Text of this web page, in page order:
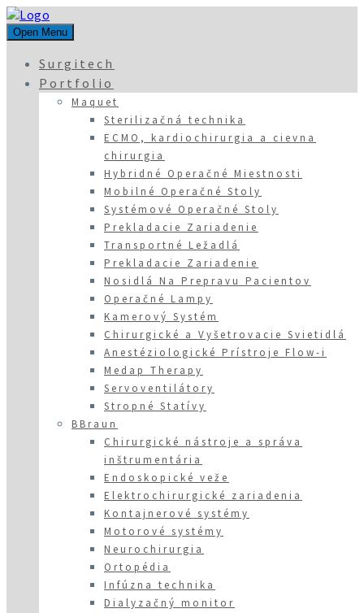
Open Menu
Surgitech
Portfolio
Maquet
Sterilizačná technika
ECMO, kardiochirurgia a cievna
chirurgia
Hybridné Operačné Miestnosti
Mobilné Operačné Stoly
Systémové Operačné Stoly
Prekladacie Zariadenie
Transportné Ležadlá
Prekladacie Zariadenie
Nosidlá Na Prepravu Pacientov
Operačné Lampy
Kamerový Systém
Chirurgické a Vyšetrovacie Svietidlá
Anestéziologické Prístroje Flow-i
Medap Therapy
Servoventilátory
Stropné Statívy
BBraun
Chirurgické nástroje a správa
inštrumentária
Endoskopické veže
Elektrochirurgické zariadenia
Kontajnerové systémy
Motorové systémy
Neurochirurgia
Ortopédia
Infúzna technika
Dialyzačný monitor